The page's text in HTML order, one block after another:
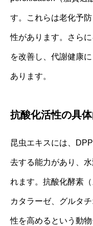
す。これらは老化予
性があります。さら
を改善し、代謝健康
あります。
抗酸化活性の具
昆虫エキスには、
去する能力があり、
れます。抗酸化酵素
カタラーゼ、グルタ
性を高めるという動